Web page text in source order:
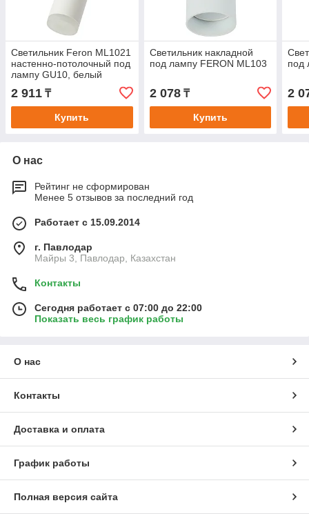
Светильник Feron ML1021
настенно-потолочный под
лампу GU10, белый
2 911 ₸
Купить
Светильник накладной
под лампу FERON ML103
2 078₸
Купить
под
2
О нас
Рейтинг не сформирован
Менее 5 отзывов за последний год
Работает с 15.09.2014
г. Павлодар
Майры 3, Павлодар, Казахстан
Контакты
Сегодня работает с 07:00 до 22:00
Показать весь график работы
О нас
Контакты
Доставка и оплата
График работы
Полная версия сайта